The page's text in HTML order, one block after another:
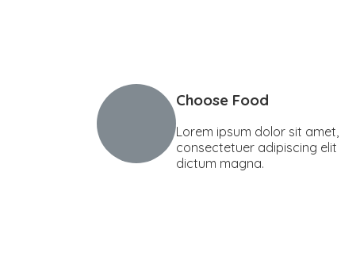
Choose Food
Lorem ipsum dolor sit amet,
consectetuer adipiscing elit
dictum magna.